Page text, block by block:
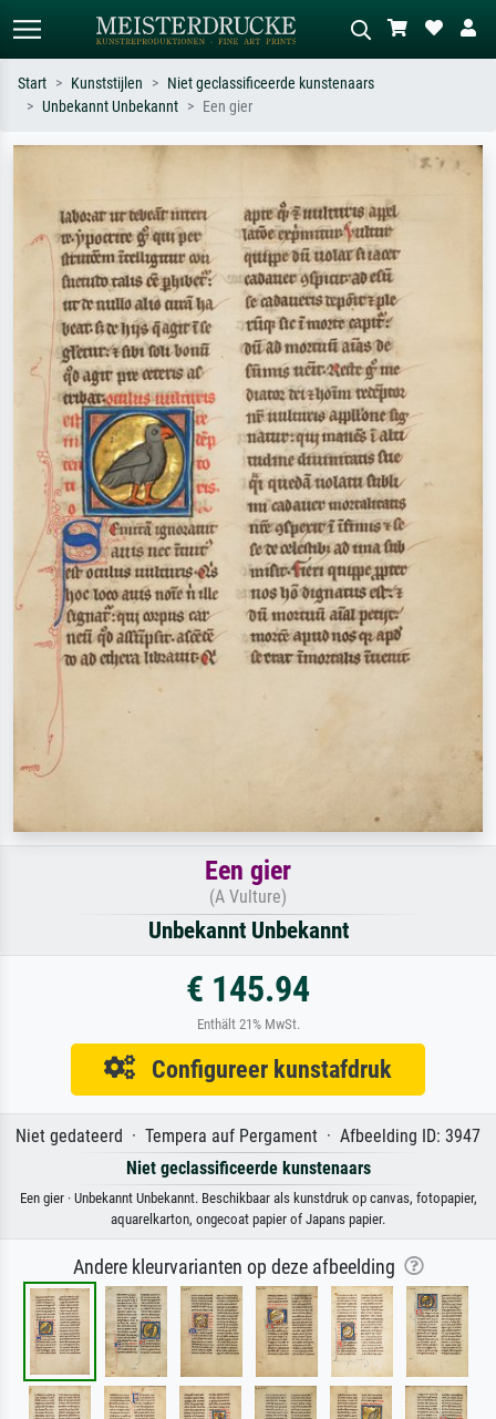
Hokusai-golf, naakt.
Beschrijf de scène – bijv. groene
olieverfschilderij, staand naakt naast
een boom.
Start Kunststijlen
Niet geclassificeerde kunstenaars
Unbekannt Unbekannt
Een gier
Een gier
(A Vulture)
Unbekannt Unbekannt
€ 145.94
Enthält 21% MwSt.
Configureer kunstafdruk
Niet gedateerd · Tempera auf Pergament · Afbeelding ID: 3947
Niet geclassificeerde kunstenaars
Een gier · Unbekannt Unbekannt. Beschikbaar als kunstdruk op canvas, fotopapier,
aquarelkarton, ongecoat papier of Japans papier.
Andere kleurvarianten op deze afbeelding